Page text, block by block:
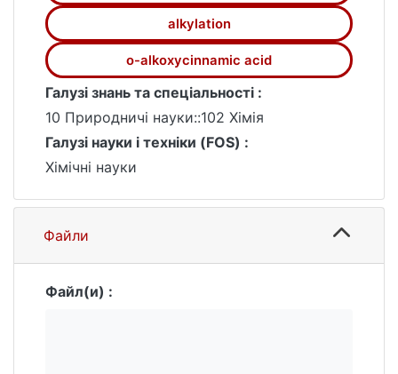
alkylation
o-alkoxycinnamic acid
Галузі знань та спеціальності :
10 Природничі науки::102 Хімія
Галузі науки і техніки (FOS) :
Хімічні науки
Файли
Файл(и) :